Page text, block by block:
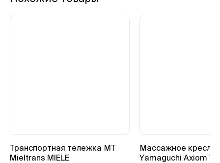
Транспортная тележка МТ
Mieltrans MIELE
Массажное кресло
Yamaguchi Axiom